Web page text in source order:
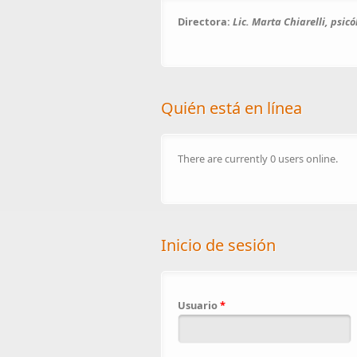
Directora: Lic. Marta Chiarelli,
Quién está en línea
There are currently 0 users online.
Inicio de sesión
Usuario*